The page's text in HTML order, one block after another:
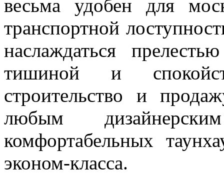
весьма удобен для
транспортной
наслаждаться
тишиной и
строительство и
любым
комфортабельных
эконом-класса.